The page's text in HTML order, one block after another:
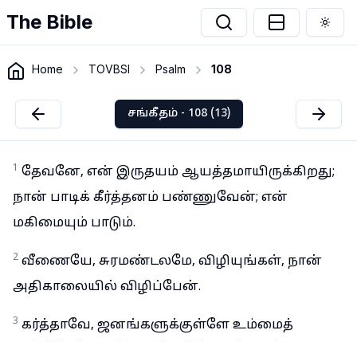
The Bible
Home TOVBSI Psalm 108
சங்கீதம் - 108 (13)
1 தேவனே, என் இருதயம் ஆயத்தமாயிருக்கிறது;
நான் பாடிக் கீர்த்தனம் பண்ணுவேன்; என்
மகிமையும் பாடும்.
2 வீணையே, சுரமண்டலமே, விழியுங்கள், நான்
அதிகாலையில் விழிப்பேன்.
3 கர்த்தாவே, ஜனங்களுக்குள்ளே உம்மைத்